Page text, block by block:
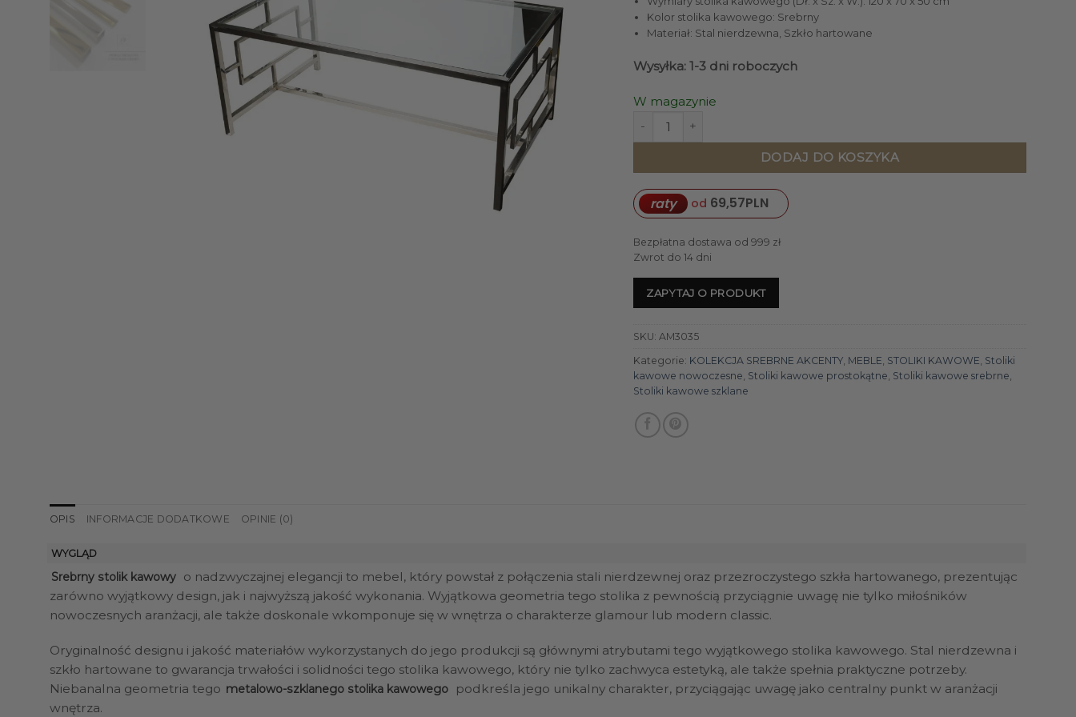
Kolor stolika kawowego: Srebrny
Materiał: Stal nierdzewna, Szkło hartowane
Wysyłka: 1-3 dni roboczych
W magazynie
ilość ŁAWA KAWOWA ze stali nierdzewnej srebrna styl glamour
DODAJ DO KOSZYKA
raty od 69,57PLN
Bezpłatna dostawa od 999 zł
Zwrot do 14 dni
ZAPYTAJ O PRODUKT
SKU: AM3035
Kategorie: KOLEKCJA SREBRNE AKCENTY MEBLE STOLIKI KAWOWE Stoliki
kawowe nowoczesne Stoliki kawowe prostokątne Stoliki kawowe srebrne
Stoliki kawowe szklane
OPIS INFORMACJE DODATKOWE OPINIE (0)
WYGLĄD
Srebrny stolik kawowy o nadzwyczajnej elegancji to mebel, który powstał z połączenia stali nierdzewnej oraz przezroczystego szkła hartowanego, prezentując
zarówno wyjątkowy design, jak i najwyższą jakość wykonania. Wyjątkowa geometria tego stolika z pewnością przyciągnie uwagę nie tylko miłośników
nowoczesnych aranżacji, ale także doskonale wkomponuje się w wnętrza o charakterze glamour lub modern classic.
Oryginalność designu i jakość materiałów wykorzystanych do jego produkcji są głównymi atrybutami tego wyjątkowego stolika kawowego. Stal nierdzewna i
szkło hartowane to gwarancja trwałości i solidności tego stolika kawowego, który nie tylko zachwyca estetyką, ale także spełnia praktyczne potrzeby.
Niebanalna geometria tego metalowo-szklanego stolika kawowego
podkreśla jego unikalny charakter, przyciągając uwagę jako centralny punkt w aranżacji
wnętrza.